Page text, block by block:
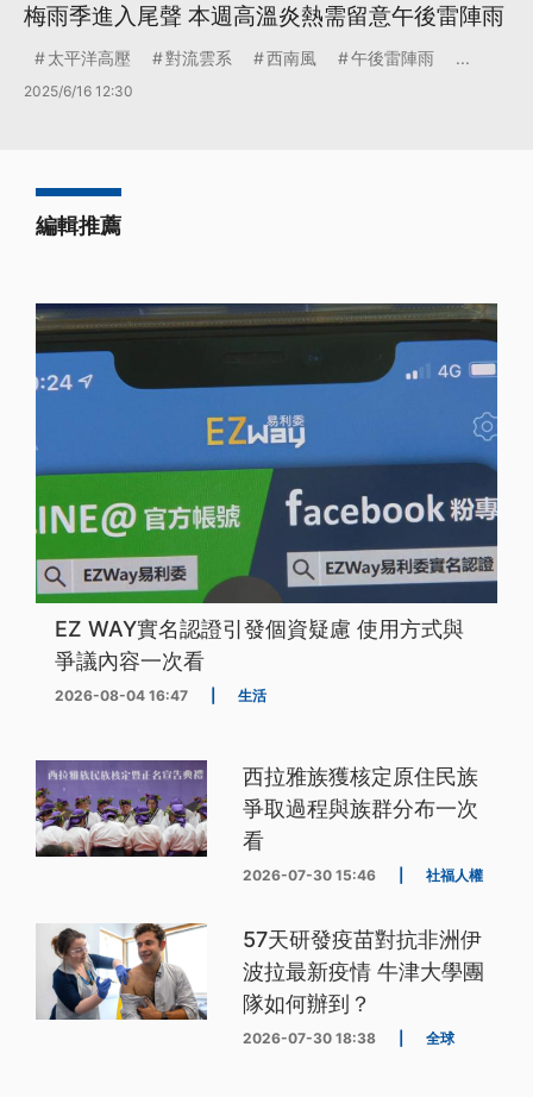
梅雨季進入尾聲 本週高溫炎熱需留意午後雷陣雨
太平洋高壓 對流雲系 西南風 午後雷陣雨 ...
2025/6/16 12:30
編輯推薦
EZ WAY實名認證引發個資疑慮 使用方式與
爭議內容一次看
2026-08-04 16:47 生活
西拉雅族獲核定原住民族
爭取過程與族群分布一次
看
2026-07-30 15:46 社福人權
57天研發疫苗對抗非洲伊
波拉最新疫情 牛津大學團
隊如何辦到？
2026-07-30 18:38 全球